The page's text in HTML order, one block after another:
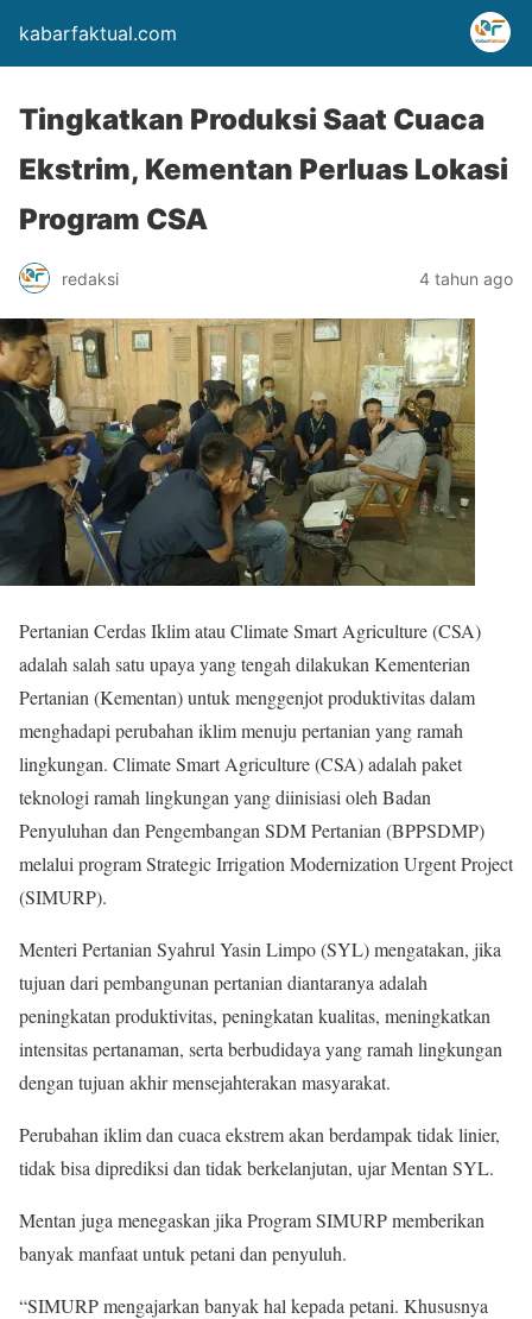
kabarfaktual.com
Tingkatkan Produksi Saat Cuaca
Ekstrim, Kementan Perluas Lokasi
Program CSA
redaksi 4 tahun ago
Pertanian Cerdas Iklim atau Climate Smart Agriculture (CSA)
adalah salah satu upaya yang tengah dilakukan Kementerian
Pertanian (Kementan) untuk menggenjot produktivitas dalam
menghadapi perubahan iklim menuju pertanian yang ramah
lingkungan. Climate Smart Agriculture (CSA) adalah paket
teknologi ramah lingkungan yang diinisiasi oleh Badan
Penyuluhan dan Pengembangan SDM Pertanian (BPPSDMP)
melalui program Strategic Irrigation Modernization Urgent Project
(SIMURP).
Menteri Pertanian Syahrul Yasin Limpo (SYL) mengatakan, jika
tujuan dari pembangunan pertanian diantaranya adalah
peningkatan produktivitas, peningkatan kualitas, meningkatkan
intensitas pertanaman, serta berbudidaya yang ramah lingkungan
dengan tujuan akhir mensejahterakan masyarakat.
Perubahan iklim dan cuaca ekstrem akan berdampak tidak linier,
tidak bisa diprediksi dan tidak berkelanjutan, ujar Mentan SYL.
Mentan juga menegaskan jika Program SIMURP memberikan
banyak manfaat untuk petani dan penyuluh.
“SIMURP mengajarkan banyak hal kepada petani. Khususnya